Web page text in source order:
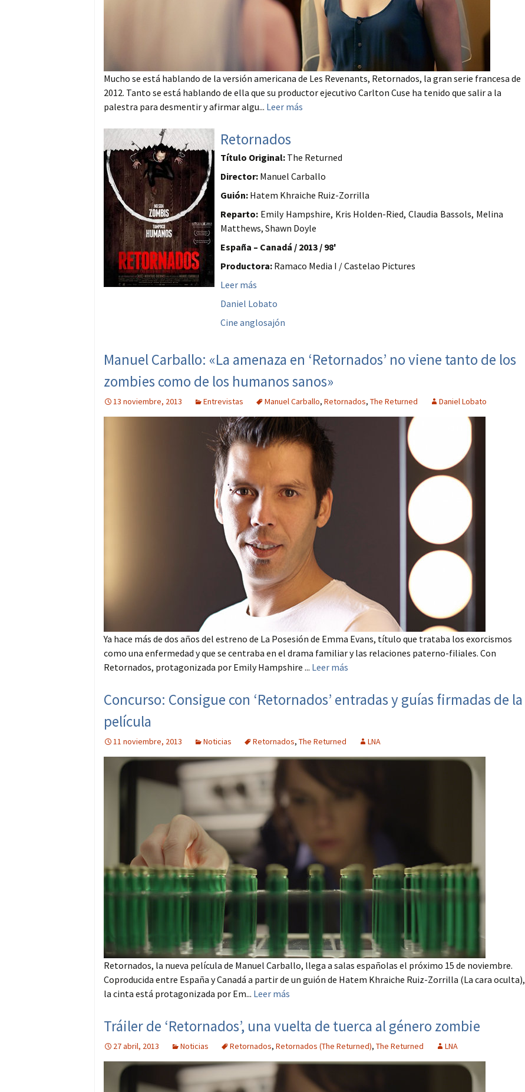
Mucho se está hablando de la versión americana de Les Revenants, Retornados, la gran serie francesa de
2012. Tanto se está hablando de ella que su productor ejecutivo Carlton Cuse ha tenido que salir a la
palestra para desmentir y afirmar algu... Leer más
Retornados
Título Original: The Returned
Director: Manuel Carballo
Guión: Hatem Khraiche Ruiz-Zorrilla
Reparto: Emily Hampshire, Kris Holden-Ried, Claudia Bassols, Melina
Matthews, Shawn Doyle
España – Canadá / 2013 / 98'
Productora: Ramaco Media I / Castelao Pictures
Leer más
Daniel Lobato
Cine anglosajón
Manuel Carballo: «La amenaza en ‘Retornados’ no viene tanto de los
zombies como de los humanos sanos»
13 noviembre, 2013 Entrevistas Manuel Carballo, Retornados, The Returned Daniel Lobato
Ya hace más de dos años del estreno de La Posesión de Emma Evans, título que trataba los exorcismos
como una enfermedad y que se centraba en el drama familiar y las relaciones paterno-filiales. Con
Retornados, protagonizada por Emily Hampshire ... Leer más
Concurso: Consigue con ‘Retornados’ entradas y guías firmadas de la
película
11 noviembre, 2013 Noticias Retornados, The Returned LNA
Retornados, la nueva película de Manuel Carballo, llega a salas españolas el próximo 15 de noviembre.
Coproducida entre España y Canadá a partir de un guión de Hatem Khraiche Ruiz-Zorrilla (La cara oculta),
la cinta está protagonizada por Em... Leer más
Tráiler de ‘Retornados’, una vuelta de tuerca al género zombie
27 abril, 2013 Noticias Retornados, Retornados (The Returned), The Returned LNA